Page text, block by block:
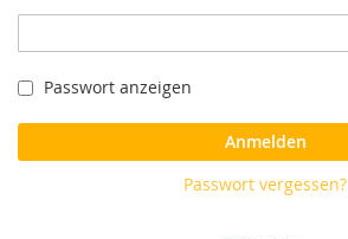
Passwort anzeigen
Anmelden
Passwort vergessen?